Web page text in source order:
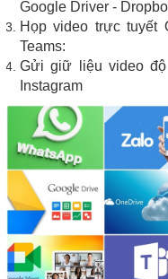
Google Driver -
Họp video trực tuyết
Teams:
Gửi giữ liệu video
Instagram